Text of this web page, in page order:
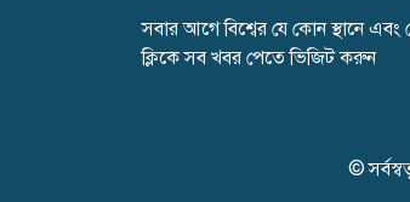
সবার আগে বিশ্বের যে কোন স্থানে
ক্লিকে সব খবর পেতে ভিজিট করুন
©